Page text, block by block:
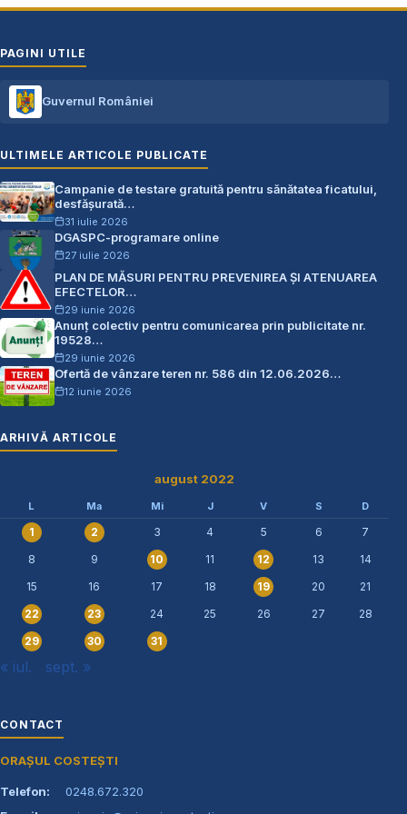
PAGINI UTILE
Guvernul României
ULTIMELE ARTICOLE PUBLICATE
Campanie de testare gratuită pentru sănătatea ficatului,
desfășurată…
31 iulie 2026
DGASPC-programare online
27 iulie 2026
PLAN DE MĂSURI PENTRU PREVENIREA ŞI ATENUAREA
EFECTELOR…
29 iunie 2026
Anunț colectiv pentru comunicarea prin publicitate nr.
19528…
29 iunie 2026
Ofertă de vânzare teren nr. 586 din 12.06.2026…
12 iunie 2026
ARHIVĂ ARTICOLE
august 2022
L Ma Mi J V S D
1 2 3 4 5 6
7
8
9 10 11 12 13
14
15
16 17 18 19 20 21
22 23 24 25 26 27 28
29 30 31
« iul. sept. »
CONTACT
ORAȘUL COSTEȘTI
Telefon:
0248.672.320